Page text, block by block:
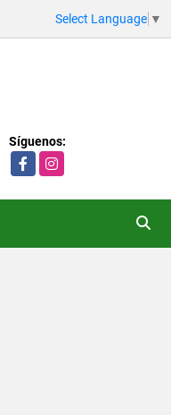
Select Language ▼
Síguenos:
FacebookInstagram